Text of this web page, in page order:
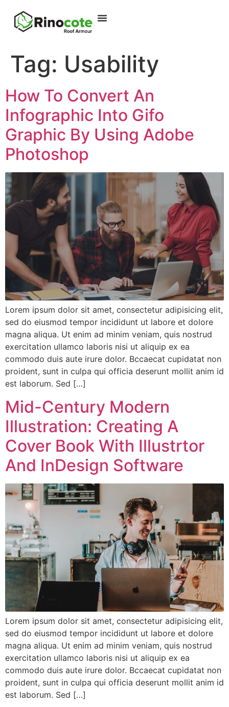
Tag: Usability
How To Convert An
Infographic Into Gifo
Graphic By Using Adobe
Photoshop
Lorem ipsum dolor sit amet, consectetur adipisicing elit,
sed do eiusmod tempor incididunt ut labore et dolore
magna aliqua. Ut enim ad minim veniam, quis nostrud
exercitation ullamco laboris nisi ut aliquip ex ea
commodo duis aute irure dolor. Bccaecat cupidatat non
proident, sunt in culpa qui officia deserunt mollit anim id
est laborum. Sed […]
Mid-Century Modern
Illustration: Creating A
Cover Book With Illustrtor
And InDesign Software
Lorem ipsum dolor sit amet, consectetur adipisicing elit,
sed do eiusmod tempor incididunt ut labore et dolore
magna aliqua. Ut enim ad minim veniam, quis nostrud
exercitation ullamco laboris nisi ut aliquip ex ea
commodo duis aute irure dolor. Bccaecat cupidatat non
proident, sunt in culpa qui officia deserunt mollit anim id
est laborum. Sed […]